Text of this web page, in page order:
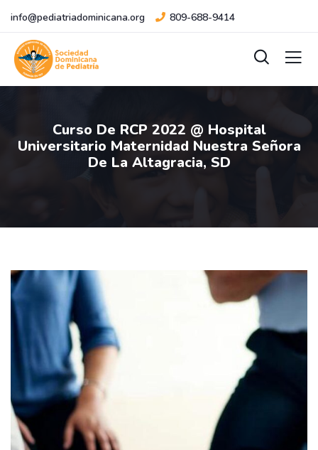
info@pediatriadominicana.org 809-688-9414
Curso De RCP 2022 @ Hospital
Universitario Maternidad Nuestra Señora
De La Altagracia, SD